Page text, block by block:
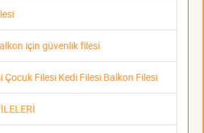
için güvenlik filesi
Çocuk Filesi Kedi Filesi Balkon Filesi